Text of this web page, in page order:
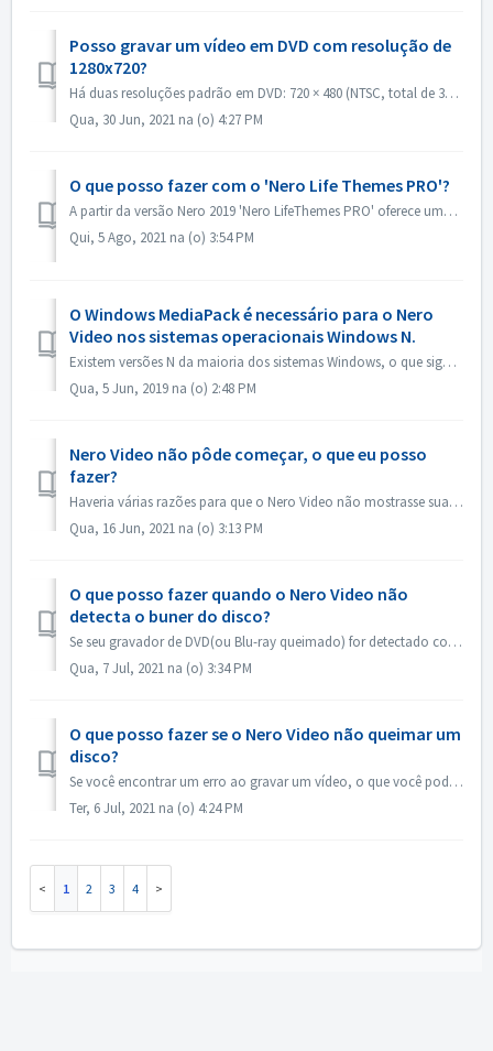
Posso gravar um vídeo em DVD com resolução de
1280x720?
Há duas resoluções padrão em DVD: 720 × 480 (NTSC, total de 345.600 pixels) e 720 × 576 (PAL total de 414.720 pixels), ambas disponíveis em proporções de 4:...
Qua, 30 Jun, 2021 na (o) 4:27 PM
O que posso fazer com o 'Nero Life Themes PRO'?
A partir da versão Nero 2019 'Nero LifeThemes PRO' oferece uma gama completa de desenhos temáticos de filmes de alta qualidade, modelos de menus de ...
Qui, 5 Ago, 2021 na (o) 3:54 PM
O Windows MediaPack é necessário para o Nero
Video nos sistemas operacionais Windows N.
Existem versões N da maioria dos sistemas Windows, o que significa que o sistema não contém o Windows Media Player. Nesses sistemas Windows N, para executa...
Qua, 5 Jun, 2019 na (o) 2:48 PM
Nero Video não pôde começar, o que eu posso
fazer?
Haveria várias razões para que o Nero Video não mostrasse sua janela de aplicação. Se o Nero Video não pudesse iniciar, a MediaHome não poderia iniciar, mas...
Qua, 16 Jun, 2021 na (o) 3:13 PM
O que posso fazer quando o Nero Video não
detecta o buner do disco?
Se seu gravador de DVD(ou Blu-ray queimado) for detectado como gravador de CD, favor consultar este artigo: https://nerosupport.freshdesk.com/en/support/sol...
Qua, 7 Jul, 2021 na (o) 3:34 PM
O que posso fazer se o Nero Video não queimar um
disco?
Se você encontrar um erro ao gravar um vídeo, o que você pode fazer? Vá para C:\Users[current user]\AppData\Roaming]Nero[current Nero version]\Nero Vision,...
Ter, 6 Jul, 2021 na (o) 4:24 PM
1 2 3 4